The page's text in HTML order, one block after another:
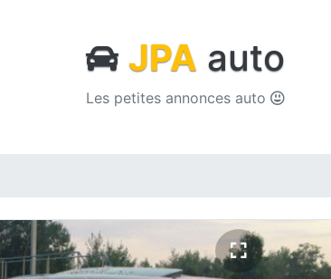
JPA auto
Les petites annonces auto